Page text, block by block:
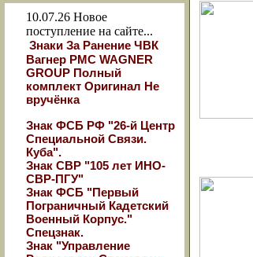
10.07.26 Новое
поступление на сайте...
Знаки За Ранение ЧВК
Вагнер РМС WAGNER
GROUP Полный
комплект Оригинал Не
вручёнка
Знак ФСБ РФ "26-й Центр
Специальной Связи.
Куба".
Знак СВР "105 лет ИНО-
СВР-ПГУ"
Знак ФСБ "Первый
Пограничный Кадетский
Военный Корпус."
Спецзнак.
Знак "Управление